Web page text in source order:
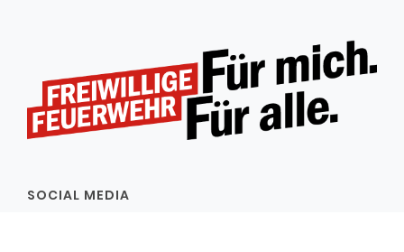
SOCIAL MEDIA